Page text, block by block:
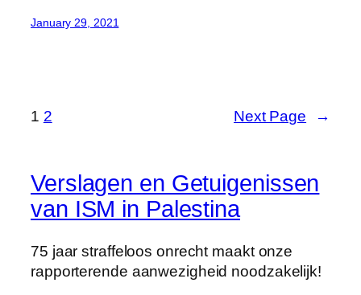
January 29, 2021
1 2 Next Page →
Verslagen en Getuigenissen
van ISM in Palestina
75 jaar straffeloos onrecht maakt onze
rapporterende aanwezigheid noodzakelijk!